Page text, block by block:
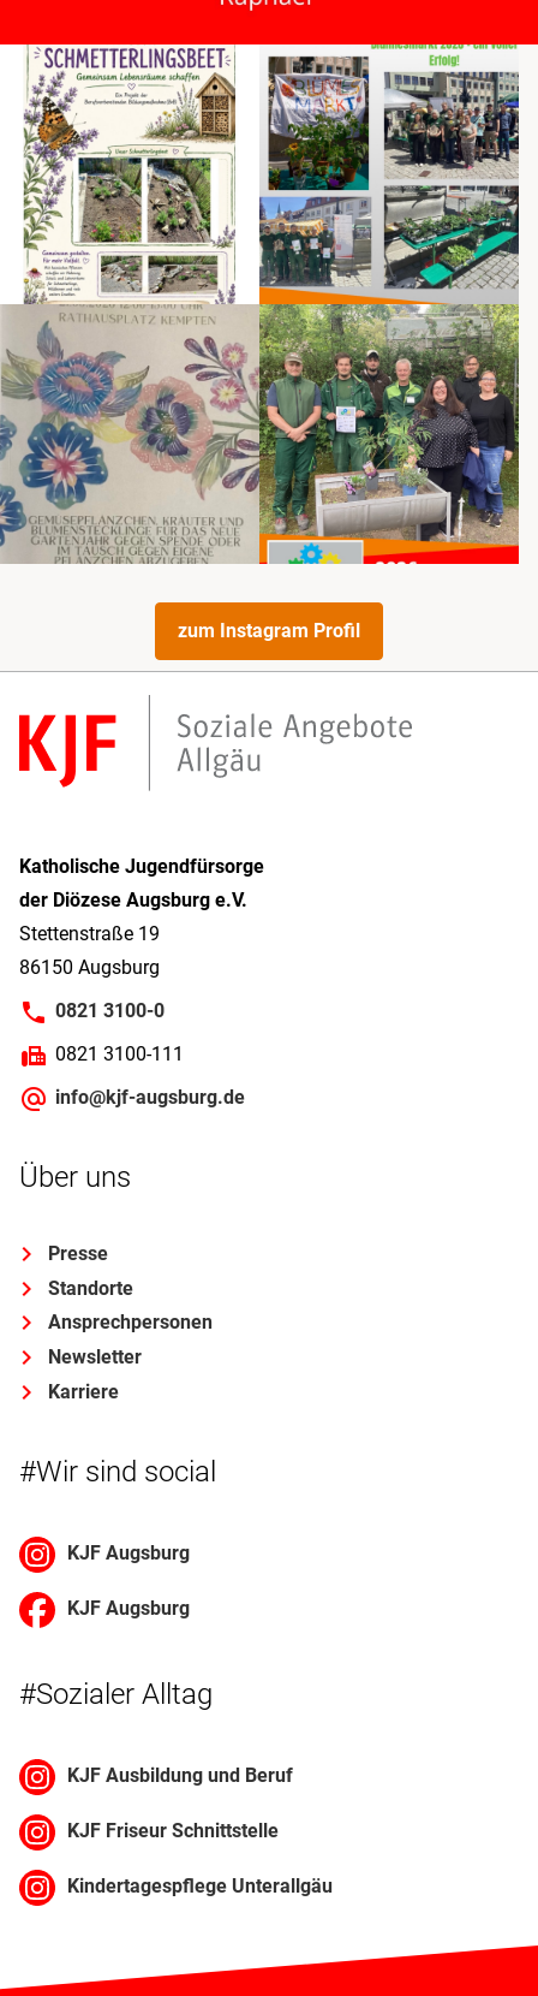
zum Instagram Profil
Katholische Jugendfürsorge
der Diözese Augsburg e.V.
Stettenstraße 19
86150 Augsburg
0821 3100-0
0821 3100-111
info@kjf-augsburg.de
Über uns
Presse
Standorte
Ansprechpersonen
Newsletter
Karriere
#Wir sind social
KJF Augsburg
KJF Augsburg
#Sozialer Alltag
KJF Ausbildung und Beruf
KJF Friseur Schnittstelle
Kindertagespflege Unterallgäu